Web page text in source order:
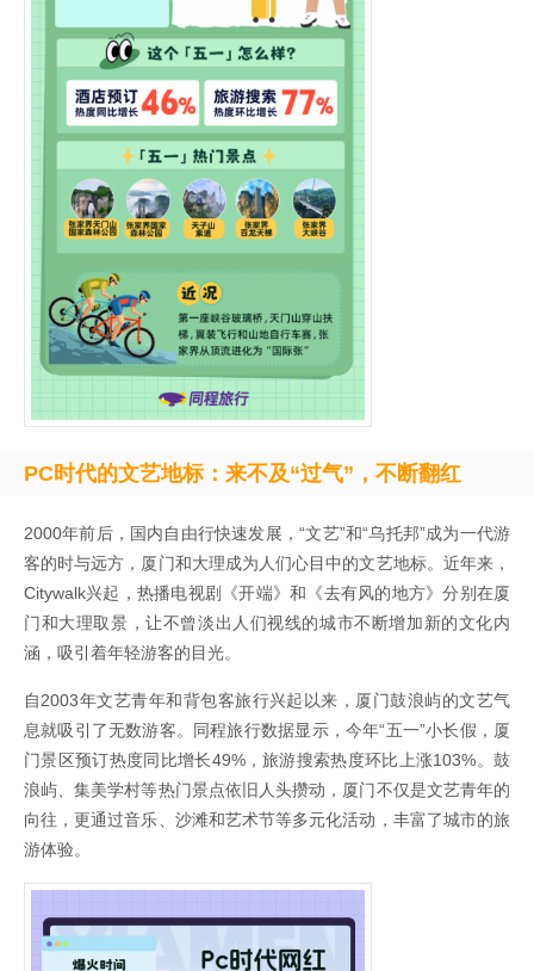
PC时代的文艺地标：来不及“过气”，不断翻红
2000年前后，国内自由行快速发展，“文艺”和“乌托邦”成为一代游
客的时与远方，厦门和大理成为人们心目中的文艺地标。近年来，
Citywalk兴起，热播电视剧《开端》和《去有风的地方》分别在厦
门和大理取景，让不曾淡出人们视线的城市不断增加新的文化内
涵，吸引着年轻游客的目光。
自2003年文艺青年和背包客旅行兴起以来，厦门鼓浪屿的文艺气
息就吸引了无数游客。同程旅行数据显示，今年“五一”小长假，厦
门景区预订热度同比增长49%，旅游搜索热度环比上涨103%。鼓
浪屿、集美学村等热门景点依旧人头攒动，厦门不仅是文艺青年的
向往，更通过音乐、沙滩和艺术节等多元化活动，丰富了城市的旅
游体验。